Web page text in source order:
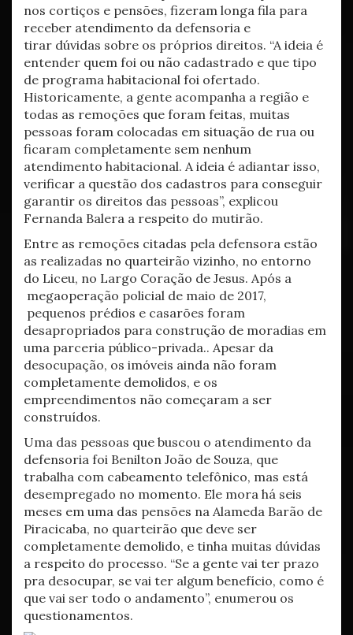
nos cortiços e pensões, fizeram longa fila para
receber atendimento da defensoria e
tirar dúvidas sobre os próprios direitos. “A ideia é
entender quem foi ou não cadastrado e que tipo
de programa habitacional foi ofertado.
Historicamente, a gente acompanha a região e
todas as remoções que foram feitas, muitas
pessoas foram colocadas em situação de rua ou
ficaram completamente sem nenhum
atendimento habitacional. A ideia é adiantar isso,
verificar a questão dos cadastros para conseguir
garantir os direitos das pessoas”, explicou
Fernanda Balera a respeito do mutirão.
Entre as remoções citadas pela defensora estão
as realizadas no quarteirão vizinho, no entorno
do Liceu, no Largo Coração de Jesus. Após a
megaoperação policial de maio de 2017,
pequenos prédios e casarões foram
desapropriados para construção de moradias em
uma parceria público-privada.. Apesar da
desocupação, os imóveis ainda não foram
completamente demolidos, e os
empreendimentos não começaram a ser
construídos.
Uma das pessoas que buscou o atendimento da
defensoria foi Benilton João de Souza, que
trabalha com cabeamento telefônico, mas está
desempregado no momento. Ele mora há seis
meses em uma das pensões na Alameda Barão de
Piracicaba, no quarteirão que deve ser
completamente demolido, e tinha muitas dúvidas
a respeito do processo. “Se a gente vai ter prazo
pra desocupar, se vai ter algum benefício, como é
que vai ser todo o andamento”, enumerou os
questionamentos.